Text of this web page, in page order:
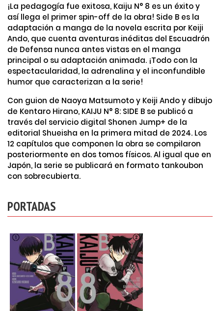
¡La pedagogía fue exitosa, Kaiju N° 8 es un éxito y
así llega el primer spin-off de la obra! Side B es la
adaptación a manga de la novela escrita por Keiji
Ando, que cuenta aventuras inéditas del Escuadrón
de Defensa nunca antes vistas en el manga
principal o su adaptación animada. ¡Todo con la
espectacularidad, la adrenalina y el inconfundible
humor que caracterizan a la serie!
Con guion de Naoya Matsumoto y Keiji Ando y dibujo
de Kentaro Hirano, KAIJU N° 8: SIDE B se publicó a
través del servicio digital Shonen Jump+ de la
editorial Shueisha en la primera mitad de 2024. Los
12 capítulos que componen la obra se compilaron
posteriormente en dos tomos físicos. Al igual que en
Japón, la serie se publicará en formato tankoubon
con sobrecubierta.
PORTADAS